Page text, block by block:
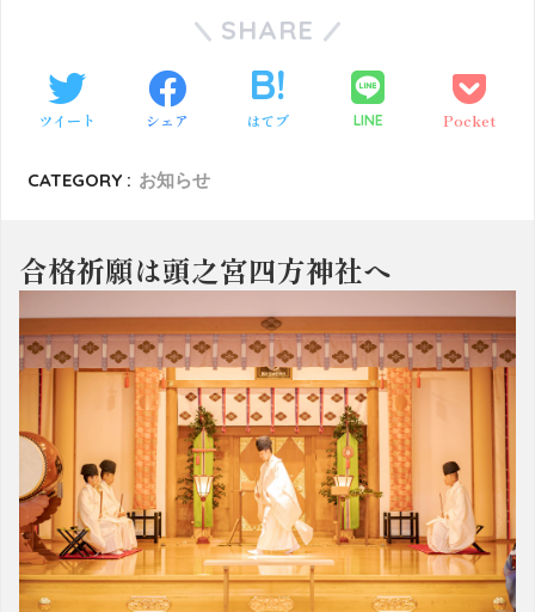
SHARE
ツイート シェア はてブ LINE Pocket
CATEGORY : お知らせ
合格祈願は頭之宮四方神社へ